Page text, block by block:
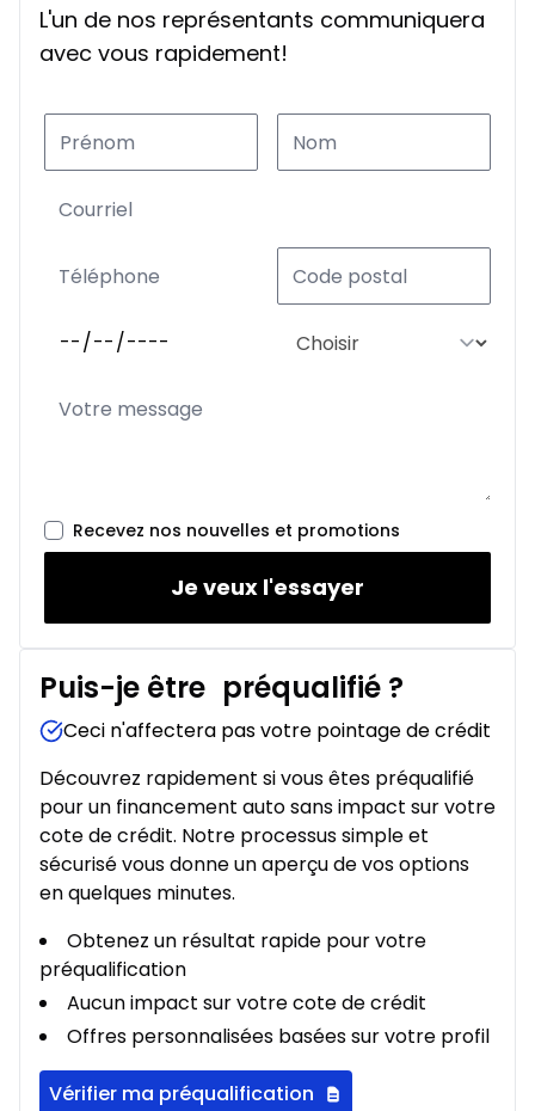
L'un de nos représentants communiquera
avec vous rapidement!
Recevez nos nouvelles et promotions
Je veux l'essayer
Puis-je être préqualifié ?
Ceci n'affectera pas votre pointage de crédit
Découvrez rapidement si vous êtes préqualifié
pour un financement auto sans impact sur votre
cote de crédit. Notre processus simple et
sécurisé vous donne un aperçu de vos options
en quelques minutes.
Obtenez un résultat rapide pour votre
préqualification
Aucun impact sur votre cote de crédit
Offres personnalisées basées sur votre profil
Vérifier ma préqualification